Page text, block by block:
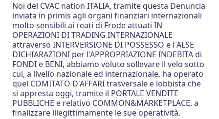
Noi del CVAC nation ITALIA, tramite questa Denuncia
inviata in primis agli organi finanziari internazionali
molto sensibili ai reati di Frode attuati IN
OPERAZIONI DI TRADING INTERNAZIONALE
attraverso INTERVERSIONE DI POSSESSO e FALSE
DICHIARAZIONI per l'APPROPRIAZIONE INDEBITA di
FONDI e BENI, abbiamo voluto sollevare il velo sotto
cui, a livello nazionale ed internazionale, ha operato
quel COMITATO D'AFFARI trasversale e lobbista che
si appresta oggi, tramite il PORTALE VENDITE
PUBBLICHE e relativo COMMON&MARKETPLACE, a
finalizzare illegittimamente le sue operatività.